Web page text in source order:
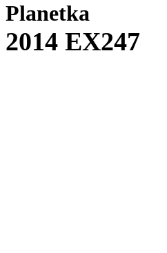
Planetka
2014 EX247